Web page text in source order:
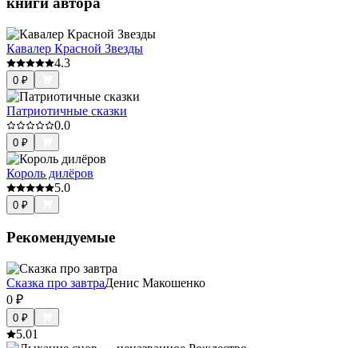
Кавалер Красной Звезды
4.3
0 ₽
Патриотичные сказки
0.0
0 ₽
Король дилёров
5.0
0 ₽
Рекомендуемые
Сказка про завтраДенис Макошенко
0 ₽
0 ₽
5.01